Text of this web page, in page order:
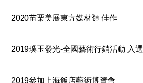
o
o
Y
2020苗栗美展東方媒材類 佳作
2019璞玉發光-全國藝術行銷活動 入選
2019參加上海飯店藝術博覽會